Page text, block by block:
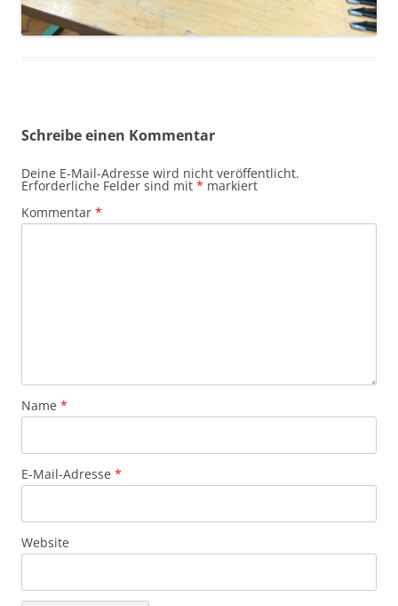
Schreibe einen Kommentar
Deine E-Mail-Adresse wird nicht veröffentlicht.
Erforderliche Felder sind mit * markiert
Kommentar *
Name *
E-Mail-Adresse *
Website